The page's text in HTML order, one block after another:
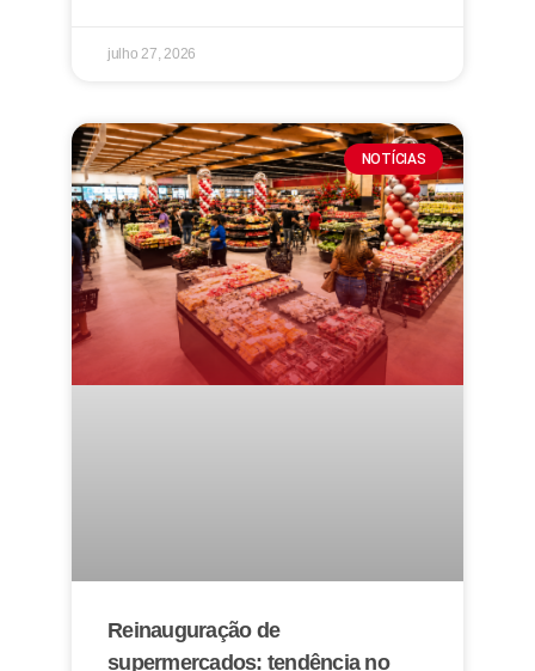
julho 27, 2026
NOTÍCIAS
Reinauguração de
supermercados: tendência no